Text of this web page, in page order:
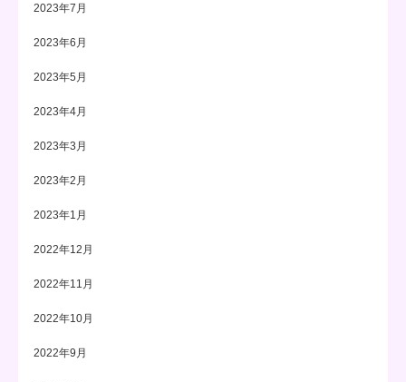
2023年7月
2023年6月
2023年5月
2023年4月
2023年3月
2023年2月
2023年1月
2022年12月
2022年11月
2022年10月
2022年9月